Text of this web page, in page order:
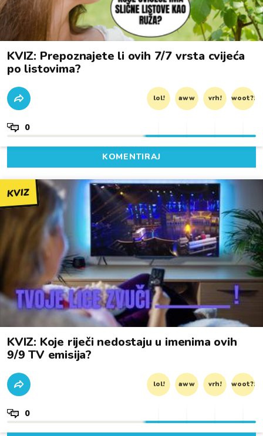
KVIZ: Prepoznajete li ovih 7/7 vrsta cvijeća
po listovima?
lol! aww vrh! woot?!
0
KOMENTIRAJ
KVIZ
KVIZ: Koje riječi nedostaju u imenima ovih
9/9 TV emisija?
lol! aww vrh! woot?!
0